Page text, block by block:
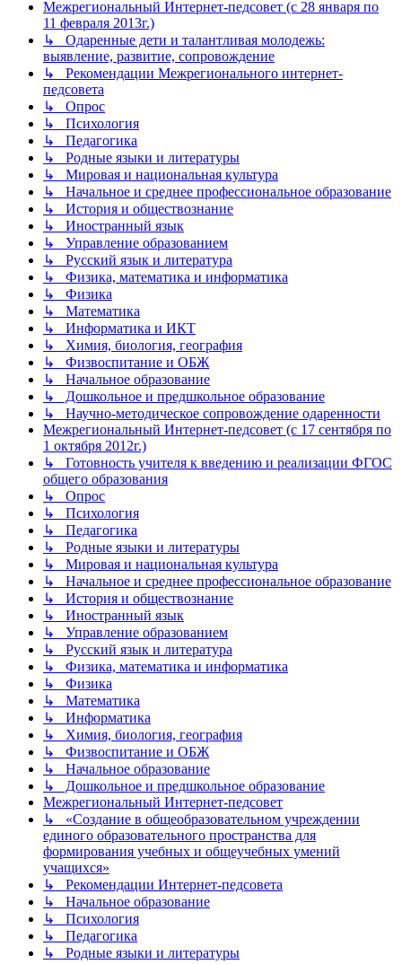
Межрегиональный Интернет-педсовет (с 28 января по
11 февраля 2013г.)
↳ Одаренные дети и талантливая молодежь:
выявление, развитие, сопровождение
↳ Рекомендации Межрегионального интернет-
педсовета
↳ Опрос
↳ Психология
↳ Педагогика
↳ Родные языки и литературы
↳ Мировая и национальная культура
↳ Начальное и среднее профессиональное образование
↳ История и обществознание
↳ Иностранный язык
↳ Управление образованием
↳ Русский язык и литература
↳ Физика, математика и информатика
↳ Физика
↳ Математика
↳ Информатика и ИКТ
↳ Химия, биология, география
↳ Физвоспитание и ОБЖ
↳ Начальное образование
↳ Дошкольное и предшкольное образование
↳ Научно-методическое сопровождение одаренности
Межрегиональный Интернет-педсовет (с 17 сентября по
1 октября 2012г.)
↳ Готовность учителя к введению и реализации ФГОС
общего образования
↳ Опрос
↳ Психология
↳ Педагогика
↳ Родные языки и литературы
↳ Мировая и национальная культура
↳ Начальное и среднее профессиональное образование
↳ История и обществознание
↳ Иностранный язык
↳ Управление образованием
↳ Русский язык и литература
↳ Физика, математика и информатика
↳ Физика
↳ Математика
↳ Информатика
↳ Химия, биология, география
↳ Физвоспитание и ОБЖ
↳ Начальное образование
↳ Дошкольное и предшкольное образование
Межрегиональный Интернет-педсовет
↳ «Создание в общеобразовательном учреждении
единого образовательного пространства для
формирования учебных и общеучебных умений
учащихся»
↳ Рекомендации Интернет-педсовета
↳ Начальное образование
↳ Психология
↳ Педагогика
↳ Родные языки и литературы